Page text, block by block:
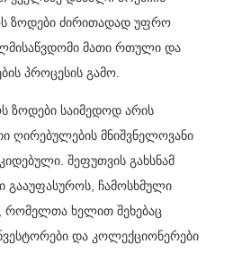
ზოდები ძირითადად უფრო
მათი რთული და
პროცესის გამო.
ზოდები საიმედოდ არის
ღირებულების მნიშვნელოვანი
შეფუთვის გახსნამ
გააუფასუროს, ჩამოსხმული
რომელთა ხელით შეხებაც
და კოლექციონერები